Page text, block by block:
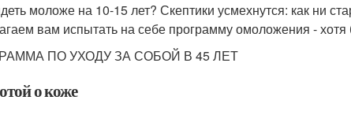
моложе на 10-15 лет? Скептики усмехнутся: как ни
вам испытать на себе программу омоложения -
ПО УХОДУ ЗА СОБОЙ В 45 ЛЕТ
о коже